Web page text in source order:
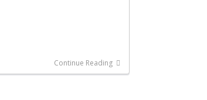
Continue Reading